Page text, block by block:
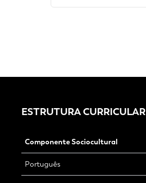
ESTRUTURA CURRICULAR
Componente Sociocultural
Português